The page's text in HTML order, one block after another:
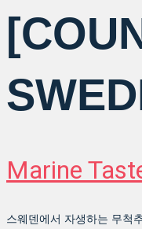
Marine
스웨덴에서 자생하는 무척